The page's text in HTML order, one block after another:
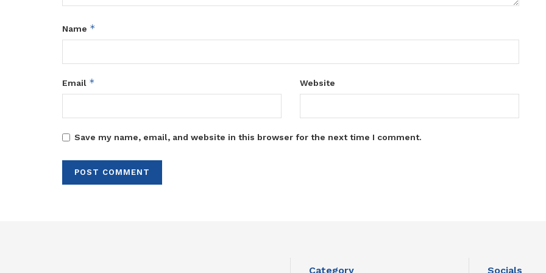
Name *
Email * Website
Save my name, email, and website in this browser for the next time I comment.
Category Socials